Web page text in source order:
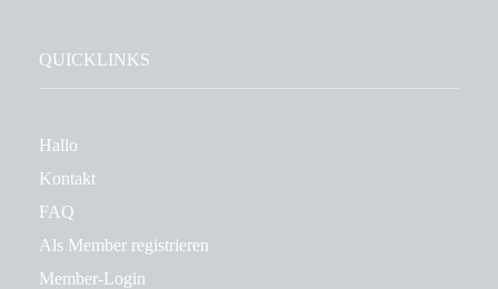
QUICKLINKS
Hallo
Kontakt
FAQ
Als Member registrieren
Member-Login